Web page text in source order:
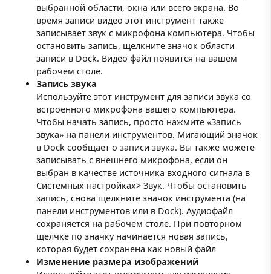
выбранной области, окна или всего экрана. Во
время записи видео этот инструмент также
записывает звук с микрофона компьютера. Чтобы
остановить запись, щелкните значок области
записи в Dock. Видео файл появится на вашем
рабочем столе.
Запись звука
Используйте этот инструмент для записи звука со
встроенного микрофона вашего компьютера.
Чтобы начать запись, просто нажмите «Запись
звука» на панели инструментов. Мигающий значок
в Dock сообщает о записи звука. Вы также можете
записывать с внешнего микрофона, если он
выбран в качестве источника входного сигнала в
Системных настройках> Звук. Чтобы остановить
запись, снова щелкните значок инструмента (на
панели инструментов или в Dock). Аудиофайл
сохраняется на рабочем столе. При повторном
щелчке по значку начинается новая запись,
которая будет сохранена как новый файл
Изменение размера изображений